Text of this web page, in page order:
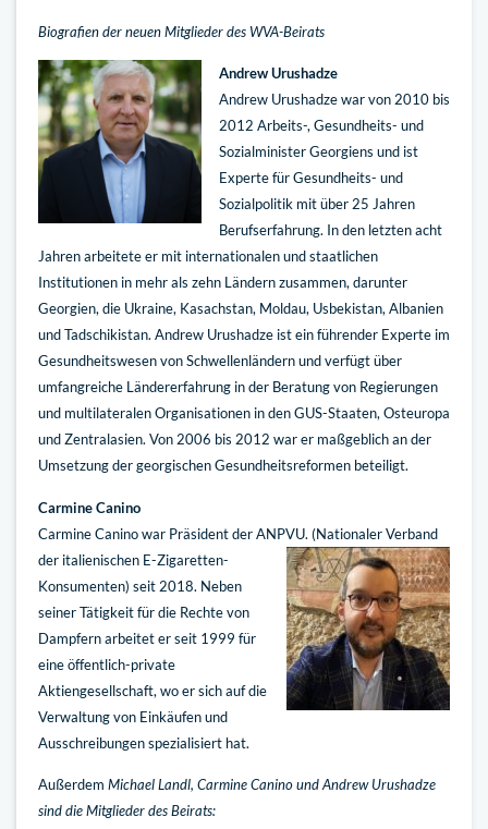
Biografien der neuen Mitglieder des WVA-Beirats
Andrew Urushadze
Andrew Urushadze war von 2010 bis
2012 Arbeits-, Gesundheits- und
Sozialminister Georgiens und ist
Experte für Gesundheits- und
Sozialpolitik mit über 25 Jahren
Berufserfahrung. In den letzten acht
Jahren arbeitete er mit internationalen und staatlichen
Institutionen in mehr als zehn Ländern zusammen, darunter
Georgien, die Ukraine, Kasachstan, Moldau, Usbekistan, Albanien
und Tadschikistan. Andrew Urushadze ist ein führender Experte im
Gesundheitswesen von Schwellenländern und verfügt über
umfangreiche Ländererfahrung in der Beratung von Regierungen
und multilateralen Organisationen in den GUS-Staaten, Osteuropa
und Zentralasien. Von 2006 bis 2012 war er maßgeblich an der
Umsetzung der georgischen Gesundheitsreformen beteiligt.
Carmine Canino
Carmine Canino war Präsident der ANPVU. (Nationaler Verband
der italienischen E-Zigaretten-
Konsumenten) seit 2018. Neben
seiner Tätigkeit für die Rechte von
Dampfern arbeitet er seit 1999 für
eine öffentlich-private
Aktiengesellschaft, wo er sich auf die
Verwaltung von Einkäufen und
Ausschreibungen spezialisiert hat.
Außerdem Michael Landl, Carmine Canino und Andrew Urushadze
sind die Mitglieder des Beirats: